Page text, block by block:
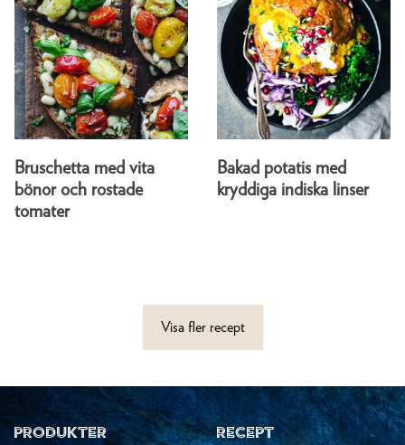
Bruschetta med vita
bönor och rostade
tomater
Bakad potatis med
kryddiga indiska linser
Visa fler recept
PRODUKTER RECEPT